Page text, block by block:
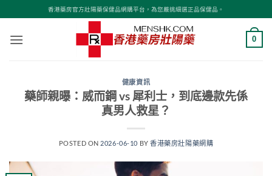
to
content
香港藥房官方壯陽藥保健品網購平台，為您嚴挑細選正品保健品。
0
健康資訊
藥師親曝：威而鋼 vs 犀利士，到底邊款先係
真男人救星？
POSTED ON 2026-06-10 BY香港藥房壯陽藥網購